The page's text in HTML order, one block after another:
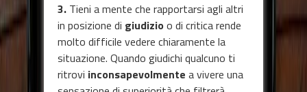
3. Tieni a mente che rapportarsi agli altri
in posizione di giudizio o di critica rende
molto difficile vedere chiaramente la
situazione. Quando giudichi qualcuno ti
ritrovi inconsapevolmente a vivere una